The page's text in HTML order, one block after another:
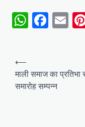
Post
navigation
⟵
माली समाज का प्रतिभा
समारोह सम्पन्न